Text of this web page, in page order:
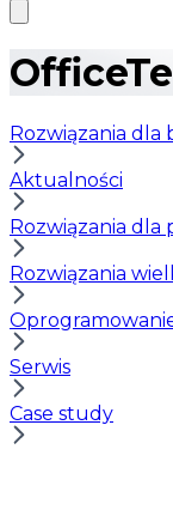
Rozwiązania dla
Aktualności
Rozwiązania dla
Rozwiązania
Serwis
Case study